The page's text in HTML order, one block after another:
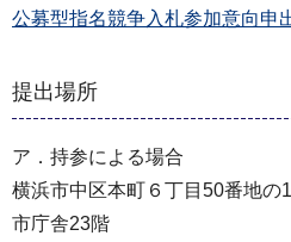
公募型指名競争入札参加意向申
提出場所
ア．持参による場合
横浜市中区本町６丁目50番地の
市庁舎23階